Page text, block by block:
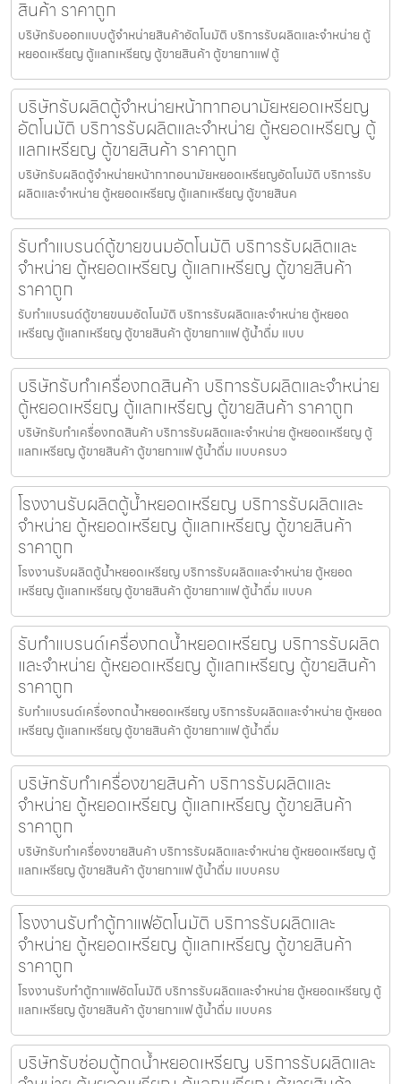
สินค้า ราคาถูก
บริษัทรับออกแบบตู้จำหน่ายสินค้า​อัตโนมัติ บริการรับผลิตและจำหน่าย ตู้
หยอดเหรียญ ตู้แลกเหรียญ ตู้ขายสินค้า ตู้ขายกาแฟ ตู้
บริษัทรับผลิตตู้จำหน่ายหน้ากากอนามัยหยอดเหรียญ​​​
อัตโนมัติ บริการรับผลิตและจำหน่าย ตู้หยอดเหรียญ ตู้
แลกเหรียญ ตู้ขายสินค้า ราคาถูก
บริษัทรับผลิตตู้จำหน่ายหน้ากากอนามัยหยอดเหรียญ​​​อัตโนมัติ บริการรับ
ผลิตและจำหน่าย ตู้หยอดเหรียญ ตู้แลกเหรียญ ตู้ขายสินค
รับทำแบรนด์ตู้ขายขนม​อัตโนมัติ บริการรับผลิตและ
จำหน่าย ตู้หยอดเหรียญ ตู้แลกเหรียญ ตู้ขายสินค้า
ราคาถูก
รับทำแบรนด์ตู้ขายขนม​อัตโนมัติ บริการรับผลิตและจำหน่าย ตู้หยอด
เหรียญ ตู้แลกเหรียญ ตู้ขายสินค้า ตู้ขายกาแฟ ตู้น้ำดื่ม แบบ
บริษัทรับทำเครื่องกดสินค้า บริการรับผลิตและจำหน่าย
ตู้หยอดเหรียญ ตู้แลกเหรียญ ตู้ขายสินค้า ราคาถูก
บริษัทรับทำเครื่องกดสินค้า บริการรับผลิตและจำหน่าย ตู้หยอดเหรียญ ตู้
แลกเหรียญ ตู้ขายสินค้า ตู้ขายกาแฟ ตู้น้ำดื่ม แบบครบว
โรงงานรับผลิตตู้น้ำหยอดเหรียญ บริการรับผลิตและ
จำหน่าย ตู้หยอดเหรียญ ตู้แลกเหรียญ ตู้ขายสินค้า
ราคาถูก
โรงงานรับผลิตตู้น้ำหยอดเหรียญ บริการรับผลิตและจำหน่าย ตู้หยอด
เหรียญ ตู้แลกเหรียญ ตู้ขายสินค้า ตู้ขายกาแฟ ตู้น้ำดื่ม แบบค
รับทำแบรนด์เครื่องกดน้ำ​หยอดเหรียญ บริการรับผลิต
และจำหน่าย ตู้หยอดเหรียญ ตู้แลกเหรียญ ตู้ขายสินค้า
ราคาถูก
รับทำแบรนด์เครื่องกดน้ำ​หยอดเหรียญ บริการรับผลิตและจำหน่าย ตู้หยอด
เหรียญ ตู้แลกเหรียญ ตู้ขายสินค้า ตู้ขายกาแฟ ตู้น้ำดื่ม
บริษัทรับทำเครื่องขายสินค้า บริการรับผลิตและ
จำหน่าย ตู้หยอดเหรียญ ตู้แลกเหรียญ ตู้ขายสินค้า
ราคาถูก
บริษัทรับทำเครื่องขายสินค้า บริการรับผลิตและจำหน่าย ตู้หยอดเหรียญ ตู้
แลกเหรียญ ตู้ขายสินค้า ตู้ขายกาแฟ ตู้น้ำดื่ม แบบครบ
โรงงานรับทำตู้กาแฟ​อัตโนมัติ บริการรับผลิตและ
จำหน่าย ตู้หยอดเหรียญ ตู้แลกเหรียญ ตู้ขายสินค้า
ราคาถูก
โรงงานรับทำตู้กาแฟ​อัตโนมัติ บริการรับผลิตและจำหน่าย ตู้หยอดเหรียญ ตู้
แลกเหรียญ ตู้ขายสินค้า ตู้ขายกาแฟ ตู้น้ำดื่ม แบบคร
บริษัทรับซ่อมตู้กดน้ำ​หยอดเหรียญ บริการรับผลิตและ